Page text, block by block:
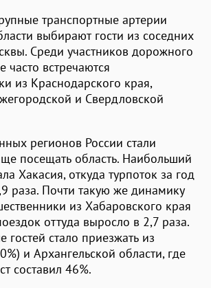
транспортные артерии
выбирают гости из соседних
Среди участников дорожного
часто встречаются
из Краснодарского края,
и Свердловской
регионов России стали
посещать область. Наибольший
Хакасия, откуда турпоток за год
раза. Почти такую же динамику
из Хабаровского края
оттуда выросло в 2,7 раза.
гостей стало приезжать из
и Архангельской области, где
составил 46%.